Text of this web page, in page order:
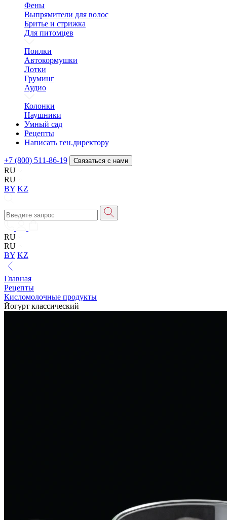
Фены
Выпрямители для волос
Бритье и стрижка
Для питомцев
Поилки
Автокормушки
Лотки
Груминг
Аудио
Колонки
Наушники
Умный сад
Рецепты
Написать ген.директору
+7 (800) 511-86-19 Связаться с нами
RU
RU
BY KZ
RU
RU
BY KZ
Главная
Рецепты
Кисломолочные продукты
Йогурт классический